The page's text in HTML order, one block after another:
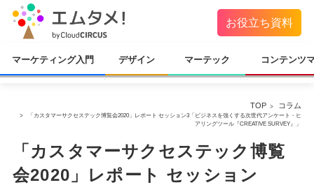
お役立ち資料
マーケティング入門 デザイン マーテック コンテンツ
TOP コラム
「カスタマーサクセステック博覧会2020」レポート セッション3「ビジネスを強くする次世代アンケート・ヒ
アリングツール『CREATIVE SURVEY』」
「カスタマーサクセステック博覧
会2020」レポート セッション